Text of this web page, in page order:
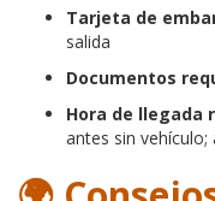
Tarjeta de
salida
Documentos
Hora de llegada
antes sin